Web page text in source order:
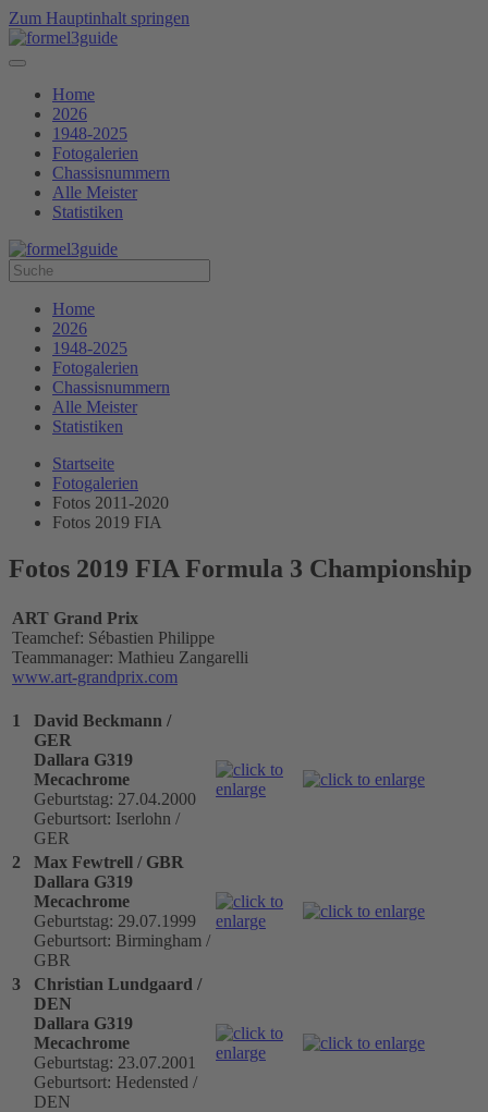
Zum Hauptinhalt springen
Home
2026
1948-2025
Fotogalerien
Chassisnummern
Alle Meister
Statistiken
Home
2026
1948-2025
Fotogalerien
Chassisnummern
Alle Meister
Statistiken
Startseite
Fotogalerien
Fotos 2011-2020
Fotos 2019 FIA
Fotos 2019 FIA Formula 3 Championship
ART Grand Prix
Teamchef: Sébastien Philippe
Teammanager: Mathieu Zangarelli
www.art-grandprix.com
1
David Beckmann /
GER
Dallara G319
Mecachrome
Geburtstag: 27.04.2000
Geburtsort: Iserlohn /
GER
2
Max Fewtrell / GBR
Dallara G319
Mecachrome
Geburtstag: 29.07.1999
Geburtsort: Birmingham /
GBR
3
Christian Lundgaard /
DEN
Dallara G319
Mecachrome
Geburtstag: 23.07.2001
Geburtsort: Hedensted /
DEN